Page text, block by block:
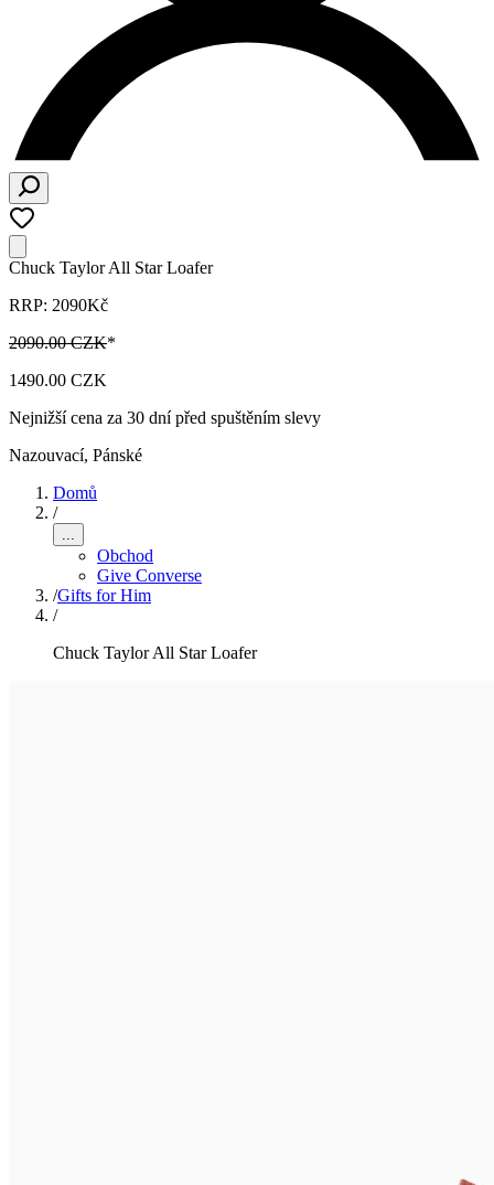
Chuck Taylor All Star Loafer
RRP: 2090Kč
2090.00 CZK*
1490.00 CZK
Nejnižší cena za 30 dní před spuštěním slevy
Nazouvací, Pánské
Domů
/
...
Obchod
Give Converse
/Gifts for Him
/
Chuck Taylor All Star Loafer